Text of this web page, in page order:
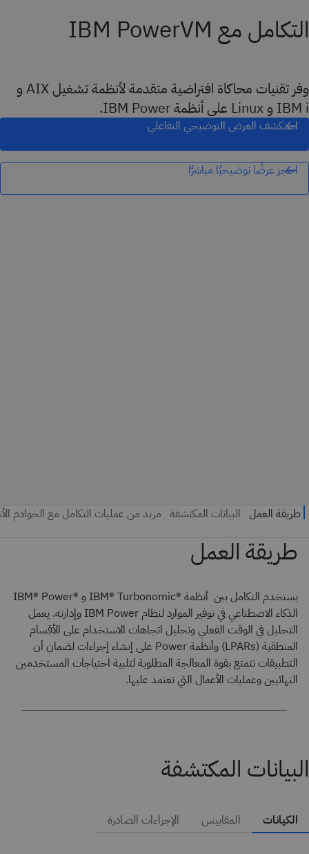
التكامل مع IBM PowerVM
وفر تقنيات محاكاة افتراضية متقدمة لأنظمة تشغيل AIX و
IBM i و Linux على أنظمة IBM Power.
استكشف العرض التوضيحي التفاعلي
احجز عرضًا توضيحيًا مباشرًا
يستخدم التكامل بين أنظمة ®IBM® Turbonomic و ®IBM® Power
الذكاء الاصطناعي في توفير الموارد لنظام IBM Power وإدارته. يعمل
التحليل في الوقت الفعلي وتحليل اتجاهات الاستخدام على الأقسام
المنطقية (LPARs) وأنظمة Power على إنشاء إجراءات لضمان أن
التطبيقات تتمتع بقوة المعالجة المطلوبة لتلبية احتياجات المستخدمين
النهائيين وعمليات الأعمال التي تعتمد عليها.
البيانات المكتشفة
الكيانات المقاييس الإجراءات الصادرة